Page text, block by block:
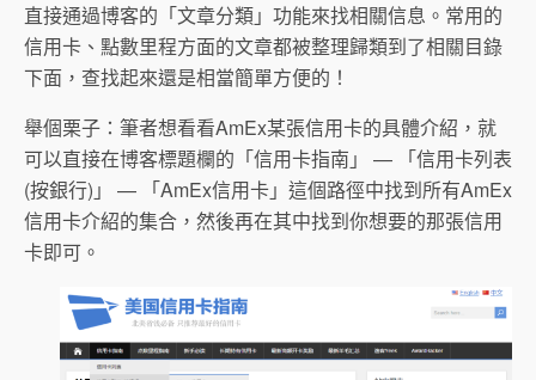
直接通過博客的「文章分類」功能來找相關信息。常用的
信用卡、點數里程方面的文章都被整理歸類到了相關目錄
下面，查找起來還是相當簡單方便的！
舉個栗子：筆者想看看AmEx某張信用卡的具體介紹，就
可以直接在博客標題欄的「信用卡指南」 — 「信用卡列表
(按銀行)」 — 「AmEx信用卡」這個路徑中找到所有AmEx
信用卡介紹的集合，然後再在其中找到你想要的那張信用
卡即可。